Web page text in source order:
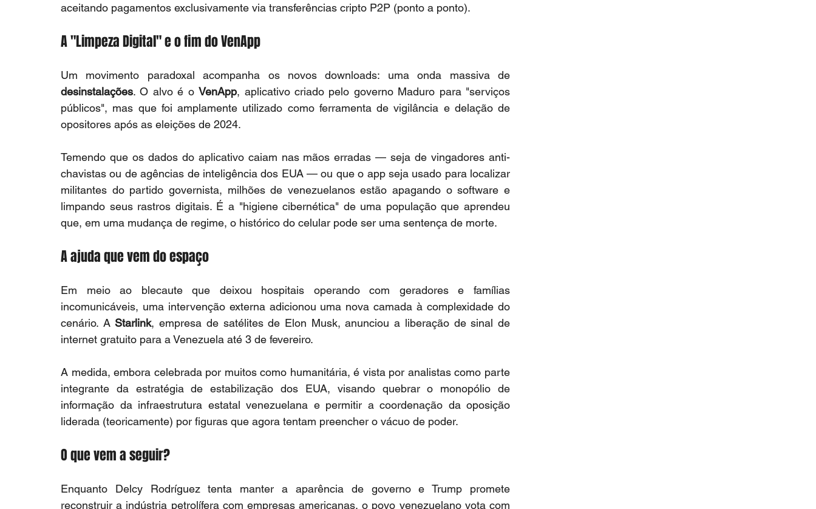
aceitando pagamentos exclusivamente via transferências cripto P2P (ponto a ponto).
A "Limpeza Digital" e o fim do VenApp
desinstalações. O alvo é o VenApp, aplicativo criado pelo governo Maduro para "serviços
públicos", mas que foi amplamente utilizado como ferramenta de vigilância e delação de
opositores após as eleições de 2024.
Temendo que os dados do aplicativo caiam nas mãos erradas — seja de vingadores anti-
chavistas ou de agências de inteligência dos EUA — ou que o app seja usado para localizar
militantes do partido governista, milhões de venezuelanos estão apagando o software e
limpando seus rastros digitais. É a "higiene cibernética" de uma população que aprendeu
que, em uma mudança de regime, o histórico do celular pode ser uma sentença de morte.
A ajuda que vem do espaço
Em meio ao blecaute que deixou hospitais operando com geradores e famílias
incomunicáveis, uma intervenção externa adicionou uma nova camada à complexidade do
cenário. A Starlink, empresa de satélites de Elon Musk, anunciou a liberação de sinal de
internet gratuito para a Venezuela até 3 de fevereiro.
A medida, embora celebrada por muitos como humanitária, é vista por analistas como parte
integrante da estratégia de estabilização dos EUA, visando quebrar o monopólio de
informação da infraestrutura estatal venezuelana e permitir a coordenação da oposição
liderada (teoricamente) por figuras que agora tentam preencher o vácuo de poder.
O que vem a seguir?
Enquanto Delcy Rodríguez tenta manter a aparência de governo e Trump promete
reconstruir a indústria petrolífera com empresas americanas, o povo venezuelano vota com